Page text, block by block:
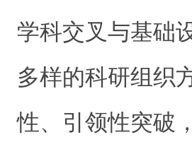
学科交叉与基础
多样的科研组织
性、引领性突破